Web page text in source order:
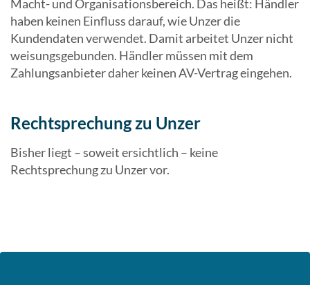
Macht- und Organisationsbereich. Das heißt: Händler
haben keinen Einfluss darauf, wie Unzer die
Kundendaten verwendet. Damit arbeitet Unzer nicht
weisungsgebunden. Händler müssen mit dem
Zahlungsanbieter daher keinen AV-Vertrag eingehen.
Rechtsprechung zu Unzer
Bisher liegt – soweit ersichtlich – keine
Rechtsprechung zu Unzer vor.